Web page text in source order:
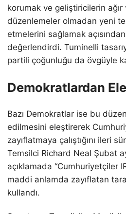
korumak ve geliştiricilerin
düzenlemeler olmadan yeni
etmelerini sağlamak
değerlendirdi. Tuminelli
partili çoğunluğu da övgüyle
Demokratlardan
Bazı Demokratlar ise bu
edilmesini eleştirerek
zayıflatmaya çalıştığını ileri
Temsilci Richard Neal Şubat
açıklamada “Cumhuriyetçiler
maddi anlamda zayıflatan
kullandı.